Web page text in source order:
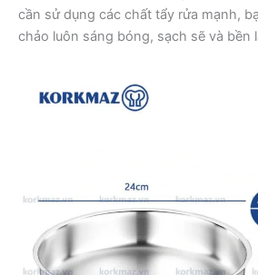
cần sử dụng các chất tẩy rửa mạnh,
chảo luôn sáng bóng, sạch sẽ và bền